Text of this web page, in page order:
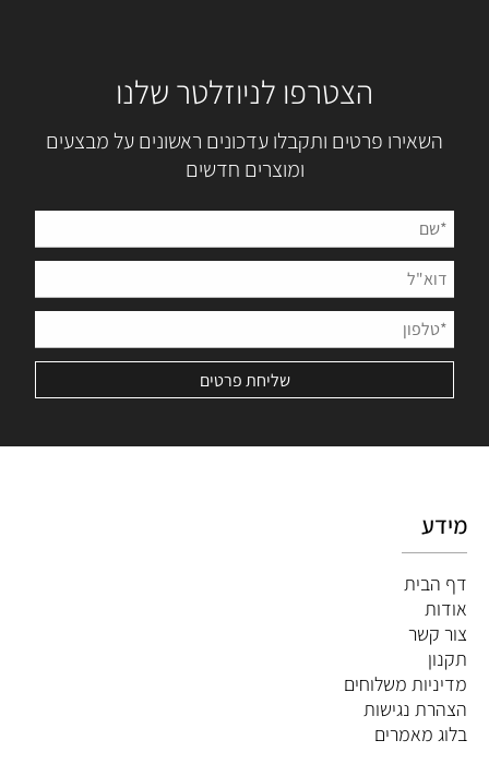
הצטרפו לניוזלטר שלנו
השאירו פרטים ותקבלו עדכונים ראשונים על מבצעים
ומוצרים חדשים
מידע
דף הבית
אודות
צור קשר
תקנון
מדיניות משלוחים
הצהרת נגישות
בלוג מאמרים